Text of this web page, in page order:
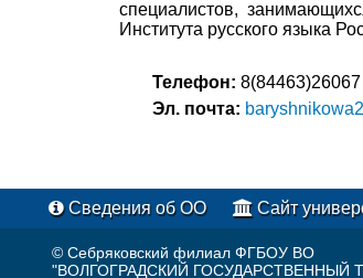
специалистов,
Института русского языка
Телефон: 8(84463)26067
Эл. почта:
Сведения об ОО Сайт
© Себряковский филиал ФГБОУ ВО
"ВОЛГОГРАДСКИЙ ГОСУДАРСТВЕННЫЙ